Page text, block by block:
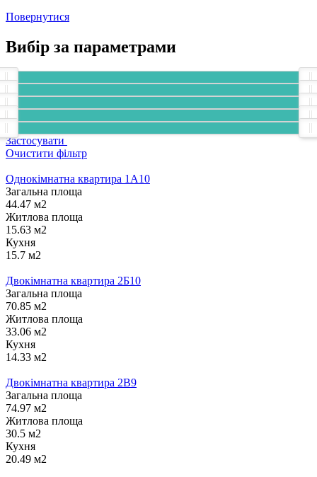
Повернутися
Вибір за параметрами
Застосувати
Очистити фільтр
Однокімнатна квартира 1А10
Загальна площа
44.47 м2
Житлова площа
15.63 м2
Кухня
15.7 м2
Двокімнатна квартира 2Б10
Загальна площа
70.85 м2
Житлова площа
33.06 м2
Кухня
14.33 м2
Двокімнатна квартира 2В9
Загальна площа
74.97 м2
Житлова площа
30.5 м2
Кухня
20.49 м2